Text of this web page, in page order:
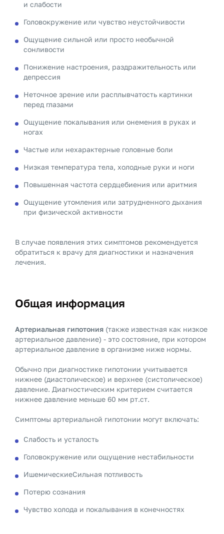
и слабости
Головокружение или чувство неустойчивости
Ощущение сильной или просто необычной
сонливости
Понижение настроения, раздражительность или
депрессия
Неточное зрение или расплывчатость картинки
перед глазами
Ощущение покалывания или онемения в руках и
ногах
Частые или нехарактерные головные боли
Низкая температура тела, холодные руки и ноги
Повышенная частота сердцебиения или аритмия
Ощущение утомления или затрудненного дыхания
при физической активности
В случае появления этих симптомов рекомендуется
обратиться к врачу для диагностики и назначения
лечения.
Общая информация
Артериальная гипотония (также известная как низкое
артериальное давление) - это состояние, при котором
артериальное давление в организме ниже нормы.
Обычно при диагностике гипотонии учитывается
нижнее (диастолическое) и верхнее (систолическое)
давление. Диагностическим критерием считается
нижнее давление меньше 60 мм рт.ст.
Симптомы артериальной гипотонии могут включать:
Слабость и усталость
Головокружение или ощущение нестабильности
ИшемическиеСильная потливость
Потерю сознания
Чувство холода и покалывания в конечностях